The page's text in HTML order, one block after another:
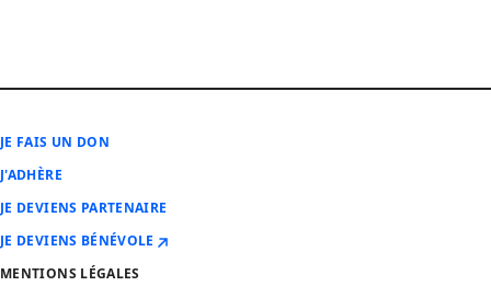
JE FAIS UN DON
J'ADHÈRE
JE DEVIENS PARTENAIRE
JE DEVIENS BÉNÉVOLE
MENTIONS LÉGALES